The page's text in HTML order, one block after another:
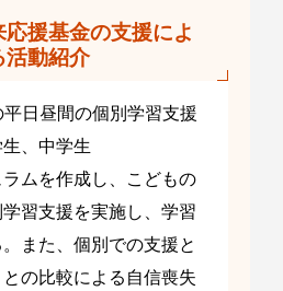
応援基金の支援によ
活動紹介
日昼間の個別学習支援
、中学生
ムを作成し、こどもの
習支援を実施し、学習
また、個別での支援と
の比較による自信喪失